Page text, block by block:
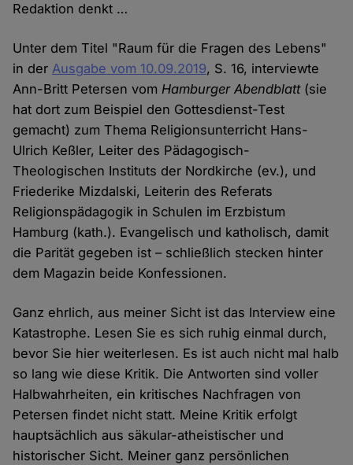
Redaktion denkt …
Unter dem Titel "Raum für die Fragen des Lebens"
in derAusgabe vom 10.09.2019, S. 16, interviewte
Ann-Britt Petersen vomHamburger Abendblatt (sie
hat dort zum Beispiel den Gottesdienst-Test
gemacht) zum Thema Religionsunterricht Hans-
Ulrich Keßler, Leiter des Pädagogisch-
Theologischen Instituts der Nordkirche (ev.), und
Friederike Mizdalski, Leiterin des Referats
Religionspädagogik in Schulen im Erzbistum
Hamburg (kath.). Evangelisch und katholisch, damit
die Parität gegeben ist – schließlich stecken hinter
dem Magazin beide Konfessionen.
Ganz ehrlich, aus meiner Sicht ist das Interview eine
Katastrophe. Lesen Sie es sich ruhig einmal durch,
bevor Sie hier weiterlesen. Es ist auch nicht mal halb
so lang wie diese Kritik. Die Antworten sind voller
Halbwahrheiten, ein kritisches Nachfragen von
Petersen findet nicht statt. Meine Kritik erfolgt
hauptsächlich aus säkular-atheistischer und
historischer Sicht. Meiner ganz persönlichen